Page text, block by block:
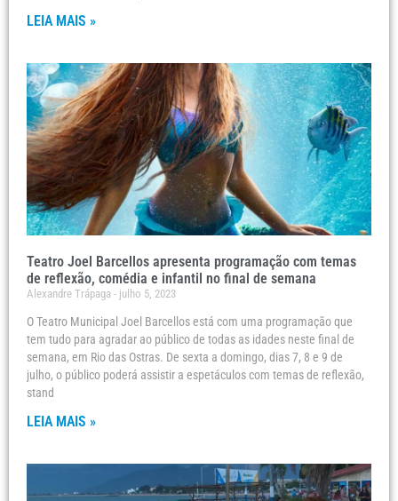
LEIA MAIS »
Teatro Joel Barcellos apresenta programação com temas
de reflexão, comédia e infantil no final de semana
Alexandre Trápaga julho 5, 2023
O Teatro Municipal Joel Barcellos está com uma programação que
tem tudo para agradar ao público de todas as idades neste final de
semana, em Rio das Ostras. De sexta a domingo, dias 7, 8 e 9 de
julho, o público poderá assistir a espetáculos com temas de reflexão,
stand
LEIA MAIS »